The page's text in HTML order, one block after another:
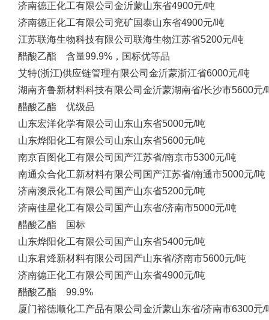
济南德正化工有限公司 金沂蒙山东省4900元/吨
济南德正化工有限公司 兖矿国泰山东省4900元/吨
江苏联海生物科技有限公司 联海生物江苏省5200元/吨
醋酸乙酯 含量99.9%，国标优等品
艾特(浙江)供应链管理有限公司 金沂蒙浙江省6000元/吨
湖南齐鲁新材料科技有限公司 金沂蒙湖南省/长沙市5600元/
醋酸乙酯 优级品
山东宏洋化学有限公司 山东山东省5000元/吨
山东烨阳化工有限公司 山东山东省5600元/吨
南京百图化工有限公司 国产江苏省/南京市5300元/吨
南通众合化工新材料有限公司 国产江苏省/南通市5000元/吨
济南澳辰化工有限公司 国产山东省5200元/吨
济南佳星化工有限公司 国产山东省/济南市5000元/吨
醋酸乙酯 国标
山东烨阳化工有限公司 国产山东省5400元/吨
山东君烽新材料有限公司 国产山东省/济南市5600元/吨
济南德正化工有限公司 国产山东省4900元/吨
醋酸乙酯 99.9%
厦门裕德顺化工产品有限公司 金沂蒙山东省/济南市6300元/